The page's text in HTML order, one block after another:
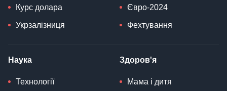
Курс долара
Укрзалізниця
Євро-2024
Фехтування
Наука
Технології
Здоров'я
Мама і дитя